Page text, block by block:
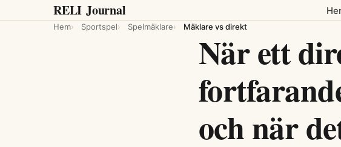
RELI Journal
Hem Sportspel Spelmäklare Mäklare vs direkt
När ett
och när